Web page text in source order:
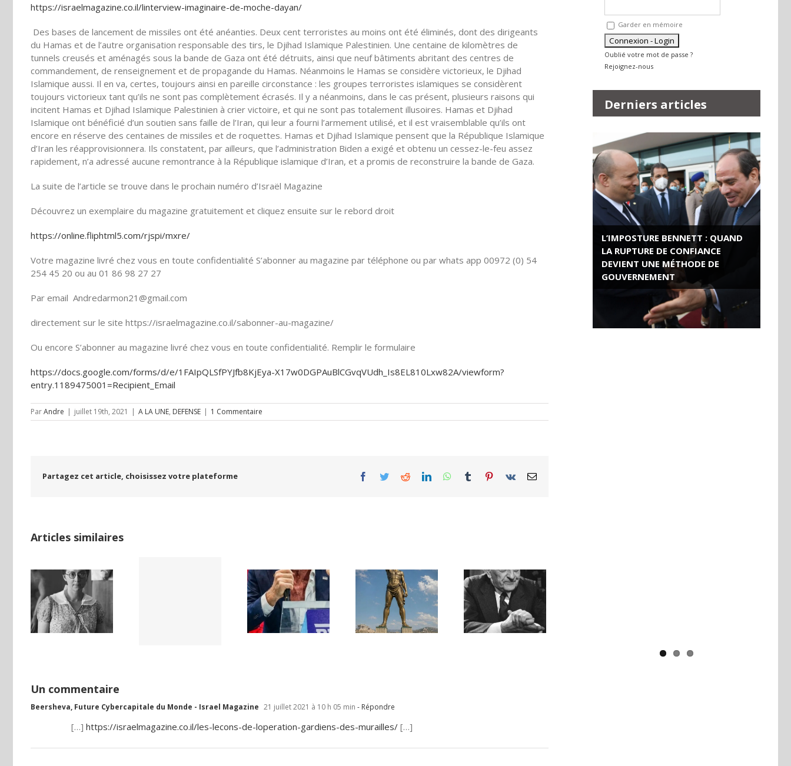
https://israelmagazine.co.il/linterview-imaginaire-de-moche-dayan/
Des bases de lancement de missiles ont été anéanties. Deux cent terroristes au moins ont été éliminés, dont des dirigeants
du Hamas et de l’autre organisation responsable des tirs, le Djihad Islamique Palestinien. Une centaine de kilomètres de
tunnels creusés et aménagés sous la bande de Gaza ont été détruits, ainsi que neuf bâtiments abritant des centres de
commandement, de renseignement et de propagande du Hamas. Néanmoins le Hamas se considère victorieux, le Djihad
Islamique aussi. Il en va, certes, toujours ainsi en pareille circonstance : les groupes terroristes islamiques se considèrent
toujours victorieux tant qu’ils ne sont pas complètement écrasés. Il y a néanmoins, dans le cas présent, plusieurs raisons qui
incitent Hamas et Djihad Islamique Palestinien à crier victoire, et qui ne sont pas totalement illusoires. Hamas et Djihad
Islamique ont bénéficié d’un soutien sans faille de l’Iran, qui leur a fourni l’armement utilisé, et il est vraisemblable qu’ils ont
encore en réserve des centaines de missiles et de roquettes. Hamas et Djihad Islamique pensent que la République Islamique
d’Iran les réapprovisionnera. Ils constatent, par ailleurs, que l’administration Biden a exigé et obtenu un cessez-le-feu assez
rapidement, n’a adressé aucune remontrance à la République islamique d’Iran, et a promis de reconstruire la bande de Gaza.
La suite de l’article se trouve dans le prochain numéro d’Israël Magazine
Découvrez un exemplaire du magazine gratuitement et cliquez ensuite sur le rebord droit
https://online.fliphtml5.com/rjspi/mxre/
Votre magazine livré chez vous en toute confidentialité S’abonner au magazine par téléphone ou par whats app 00972 (0) 54
254 45 20 ou au 01 86 98 27 27
Par email Andredarmon21@gmail.com
directement sur le site https://israelmagazine.co.il/sabonner-au-magazine/
Ou encore S’abonner au magazine livré chez vous en toute confidentialité. Remplir le formulaire
https://docs.google.com/forms/d/e/1FAIpQLSfPYJfb8KjEya-X17w0DGPAuBlCGvqVUdh_Is8EL810Lxw82A/viewform?
entry.1189475001=Recipient_Email
ParAndre | juillet 19th, 2021 | A LA UNE, DEFENSE | 1 Commentaire
Partagez cet article, choisissez votre plateforme Facebook
TwitterRedditLinkedInWhatsApp
Tumblr Pinterest
Vk Email
Articles similaires
Netflix Field of
Dreams (1989)
Ile de Rhodes ;
un foyer juif
déserté
Une lettre
inédite de
Malraux sur
l’État d’Israël |
PAR « LA REGLE
Un commentaire
Beersheva, Future Cybercapitale du Monde - Israel Magazine 21 juillet 2021 à 10 h 05 min - Répondre
[…] https://israelmagazine.co.il/les-lecons-de-loperation-gardiens-des-murailles/ […]
Garder en mémoire
Oublié votre mot de passe ?
Rejoignez-nous
Derniers articles
L’IMPOSTURE BENNETT : QUAND
LA RUPTURE DE CONFIANCE
DEVIENT UNE MÉTHODE DE
GOUVERNEMENT
ROSE VALLAND, HEROÏNE DE LA
RESISTANCE FRANÇAISE